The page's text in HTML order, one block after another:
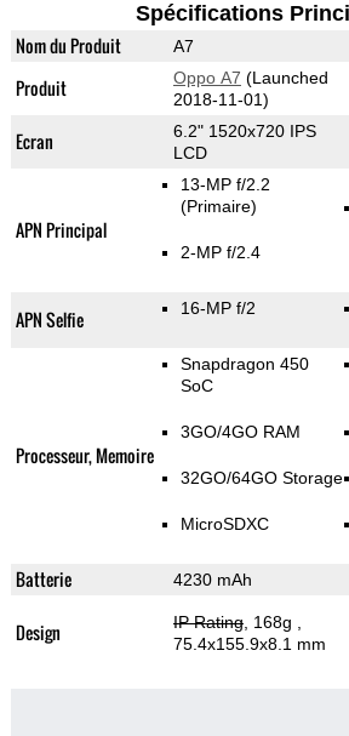
Spécifications
Nom du Produit A7
Produit Oppo A7 (Launched
2018-11-01)
Ecran
6.2" 1520x720 IPS
LCD
APN Principal
13-MP f/2.2
(Primaire)
2-MP f/2.4
APN Selfie 16-MP f/2
Processeur, Memoire
Snapdragon 450
SoC
3GO/4GO RAM
32GO/64GO Storage
MicroSDXC
Batterie 4230 mAh
Design IP Rating, 168g
75.4x155.9x8.1 mm